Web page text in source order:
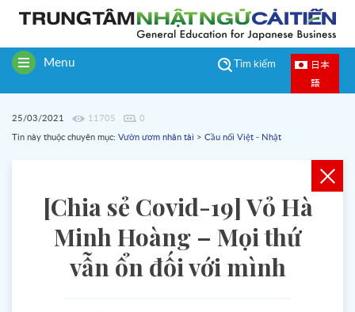
ToggleMenu
日本
語
Tìm kiếm
25/03/2021 11705 0
Tin này thuộc chuyên mục: Vườn ươm nhân tài > Cầu nối Việt - Nhật
[Chia sẻ Covid-19] Vỏ Hà
Minh Hoàng – Mọi thứ
vẫn ổn đối với mình